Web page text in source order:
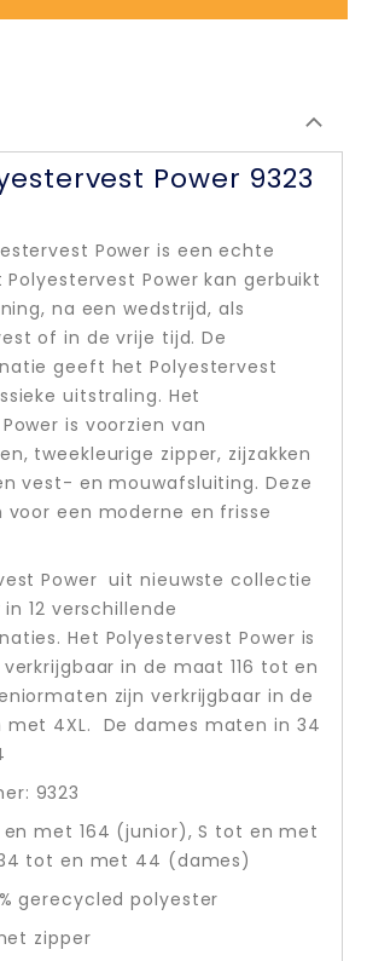
Power 9323
Power is een echte
Polyestervest Power kan gerbuikt
na een wedstrijd, als
of in de vrije tijd. De
geeft het Polyestervest
uitstraling. Het
is voorzien van
tweekleurige zipper, zijzakken
vest- en mouwafsluiting. Deze
voor een moderne en frisse
Power uit nieuwste collectie
12 verschillende
Het Polyestervest Power is
in de maat 116 tot en
zijn verkrijgbaar in de
4XL. De dames maten in 34
9323
en met 164 (junior), S tot en met
tot en met 44 (dames)
gerecycled polyester
zipper